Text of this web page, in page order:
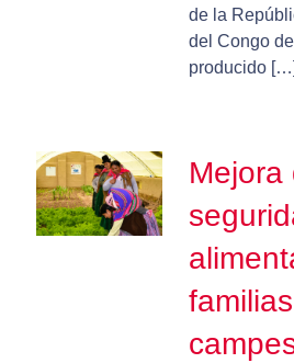
de la
del Congo
producido […]
Mejora
familias